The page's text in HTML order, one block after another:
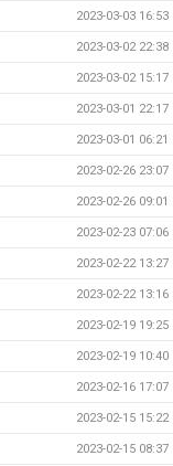
2023-03-03 16:53
2023-03-02 22:38
2023-03-02 15:17
2023-03-01 22:17
2023-03-01 06:21
2023-02-26 23:07
2023-02-26 09:01
2023-02-23 07:06
2023-02-22 13:27
2023-02-22 13:16
2023-02-19 19:25
2023-02-19 10:40
2023-02-16 17:07
2023-02-15 15:22
2023-02-15 08:37